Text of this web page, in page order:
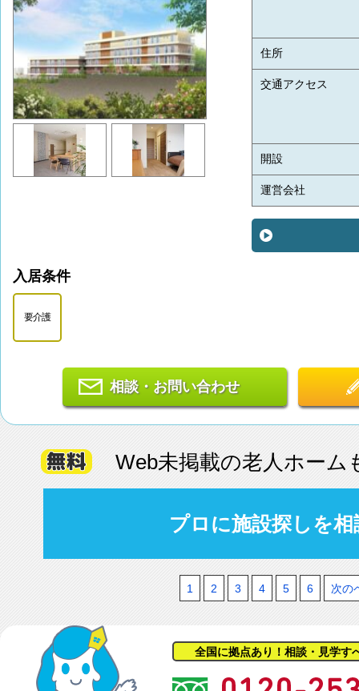
住所
交通アクセス
開設
運営会社
入居条件
要介護
相談・お問い合わせ
Web未掲載の老人ホーム
プロに施設探しを
1 2 3 4 5 6 次の
全国に拠点あり！相談・見学す